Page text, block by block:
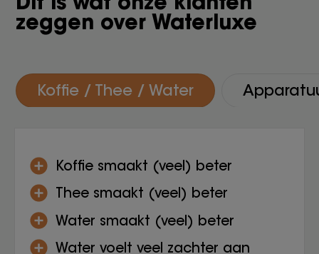
zeggen over Waterluxe
Koffie / Thee / Water
Koffie smaakt (veel) beter
Thee smaakt (veel) beter
Water smaakt (veel) beter
Water voelt veel zachter aan